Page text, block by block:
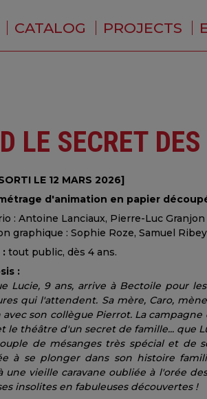
WE ?
CATALOG PROJECTS
LE SECRET
LE 12 MARS 2026]
d'animation en papier
: Antoine Lanciaux, Pierre-Luc Granjon
graphique : Sophie Roze, Samuel
tout public, dès 4 ans.
:
Lucie, 9 ans, arrive à Bectoile pour
qui l'attendent. Sa mère, Caro,
son collègue Pierrot. La
le théâtre d'un secret de famille... que
de mésanges très spécial et de
à se plonger dans son histoire
une vieille caravane oubliée à l'orée
insolites en fabuleuses découvertes !